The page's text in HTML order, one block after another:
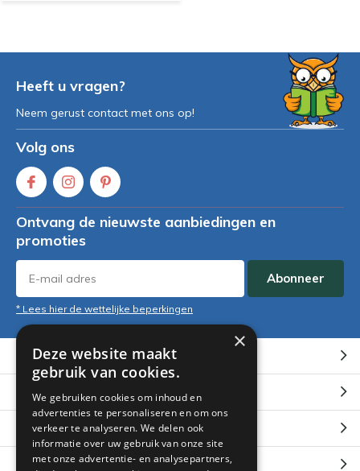
Heeft u vragen?
Neem gerust contact met ons op!
Volg ons
Ontvang de nieuwste aanbiedingen en
promoties
Abonneer
* Lees hier de wettelijke beperkingen
Klantenservice
Mijn account
Categorieën
Contact
×
Deze website maakt
gebruik van cookies.
We gebruiken cookies om inhoud en
advertenties te personaliseren en om ons
verkeer te analyseren. We delen ook
informatie over uw gebruik van onze site
met onze advertentie- en analysepartners,